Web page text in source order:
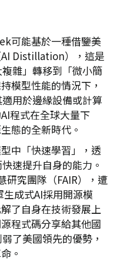
可能基於一種借鑒美
Distillation），這是
雜」轉移到「微小簡
模型性能的情況下，
用於邊緣設備或計算
程式在全球大量下
態的全新時代。
中「快速學習」，透
速提升自身的能力。
研究團隊（FAIR），遭
成式AI採用開源模
了自身在技術發展上
程式碼分享給其他國
了美國領先的優勢，
。